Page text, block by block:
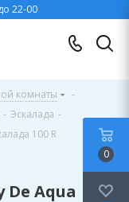
22-00
комнаты
-
- Эскалада -
100 R
Aqua
0